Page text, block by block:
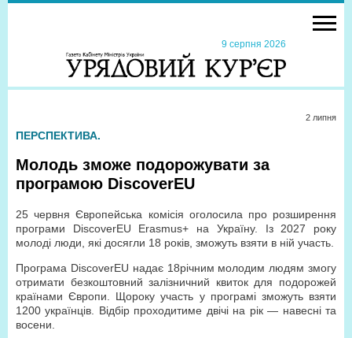
9 серпня 2026
2 липня
ПЕРСПЕКТИВА.
Молодь зможе подорожувати за
програмою DiscoverEU
25 червня Європейська комісія оголосила про розширення
програми DiscoverEU Erasmus+ на Україну. Із 2027 року
молоді люди, які досягли 18 років, зможуть взяти в ній участь.
Програма DiscoverEU надає 18­річним молодим людям змогу
отримати безкоштовний залізничний квиток для подорожей
країнами Європи. Щороку участь у програмі зможуть взяти
1200 українців. Відбір проходитиме двічі на рік — навесні та
восени.